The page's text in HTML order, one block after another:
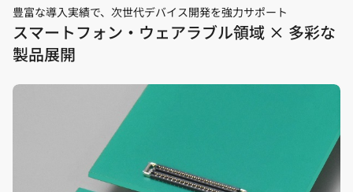
豊富な導入実績で、次世代デバイス開発を強力サポート
スマートフォン・ウェアラブル領域 × 多彩な
製品展開